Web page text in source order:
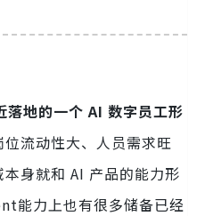
落地的一个 AI 数字员工形
流动性大、人员需求旺
身就和 AI 产品的能力形
能力上也有很多储备已经